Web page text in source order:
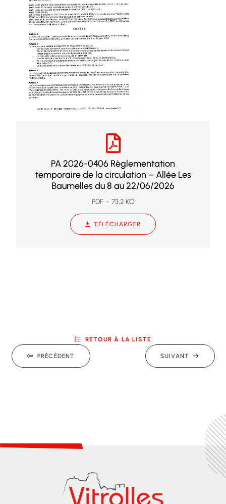
PA 2026-0406 Règlementation
temporaire de la circulation – Allée Les
Baumelles du 8 au 22/06/2026
PDF 73,2 KO
TÉLÉCHARGER
PRÉCÉDENT
RETOUR À LA LISTE
SUIVANT